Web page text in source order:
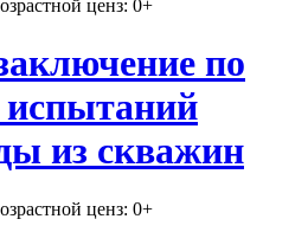
ценз: 0+
по
испытаний
из скважин
ценз: 0+